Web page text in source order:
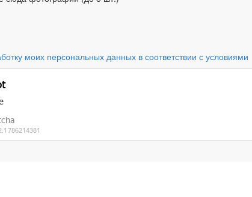
моих персональных данных в соответствии с условиями